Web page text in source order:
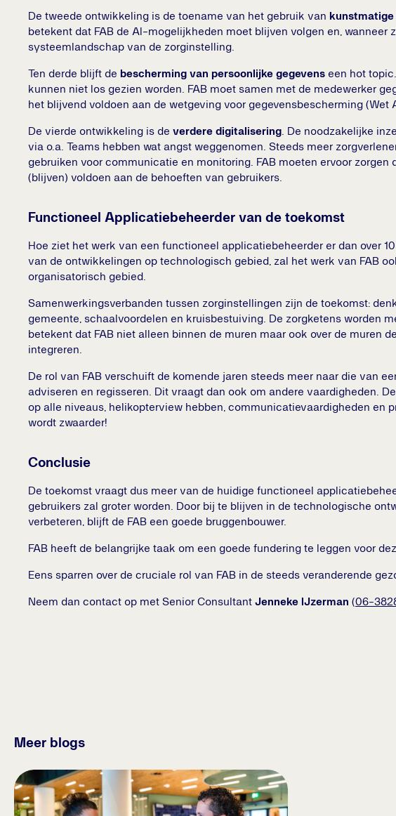
De tweede ontwikkeling is de toename van het gebruik van
betekent dat FAB de AI-mogelijkheden moet blijven volgen en, wanneer
systeemlandschap van de zorginstelling.
Ten derde blijft de bescherming van persoonlijke gegevens een hot
kunnen niet los gezien worden. FAB moet samen met de medewerker
het blijvend voldoen aan de wetgeving voor gegevensbescherming (Wet
De vierde ontwikkeling is de verdere digitalisering. De noodzakelijke
via o.a. Teams hebben wat angst weggenomen. Steeds meer
gebruiken voor communicatie en monitoring. FAB moeten ervoor zorgen
(blijven) voldoen aan de behoeften van gebruikers.
Functioneel Applicatiebeheerder van de toekomst
Hoe ziet het werk van een functioneel applicatiebeheerder er dan over
van de ontwikkelingen op technologisch gebied, zal het werk van FAB
organisatorisch gebied.
Samenwerkingsverbanden tussen zorginstellingen zijn de toekomst:
gemeente, schaalvoordelen en kruisbestuiving. De zorgketens worden
betekent dat FAB niet alleen binnen de muren maar ook over de muren
integreren.
De rol van FAB verschuift de komende jaren steeds meer naar die van
adviseren en regisseren. Dit vraagt dan ook om andere vaardigheden.
op alle niveaus, helikopterview hebben, communicatievaardigheden en
wordt zwaarder!
Conclusie
De toekomst vraagt dus meer van de huidige functioneel
gebruikers zal groter worden. Door bij te blijven in de technologische
verbeteren, blijft de FAB een goede bruggenbouwer.
FAB heeft de belangrijke taak om een goede fundering te leggen voor
Eens sparren over de cruciale rol van FAB in de steeds veranderende
Neem dan contact op met Senior Consultant Jenneke IJzerman (06-
Meer blogs
22 augustus, 2024